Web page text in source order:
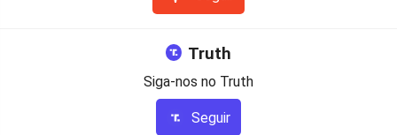
Truth
Siga-nos no Truth
Seguir